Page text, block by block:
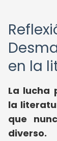
en la
La lucha
la
que
diverso.